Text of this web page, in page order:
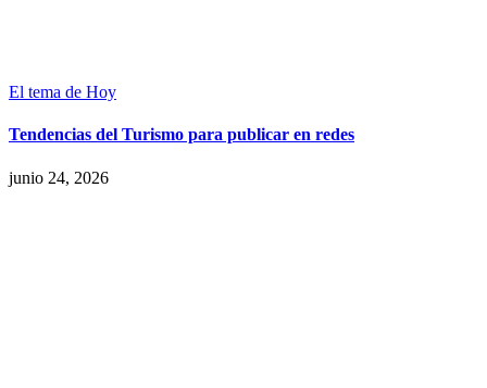
El tema de Hoy
Tendencias del Turismo para publicar en redes
junio 24, 2026